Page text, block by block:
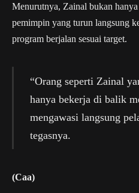
Menurutnya, Zainal bukan
pemimpin yang turun langsung
program berjalan sesuai target.
“Orang seperti Zainal
hanya bekerja di balik
mengawasi langsung
tegasnya.
(Caa)